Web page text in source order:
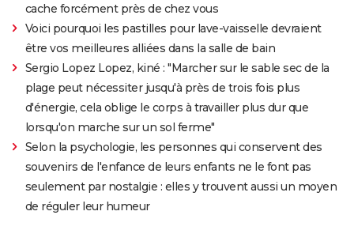
cache forcément près de chez vous
Voici pourquoi les pastilles pour lave-vaisselle devraient
être vos meilleures alliées dans la salle de bain
Sergio Lopez Lopez, kiné : "Marcher sur le sable sec de la
plage peut nécessiter jusqu'à près de trois fois plus
d'énergie, cela oblige le corps à travailler plus dur que
lorsqu'on marche sur un sol ferme"
Selon la psychologie, les personnes qui conservent des
souvenirs de l'enfance de leurs enfants ne le font pas
seulement par nostalgie : elles y trouvent aussi un moyen
de réguler leur humeur